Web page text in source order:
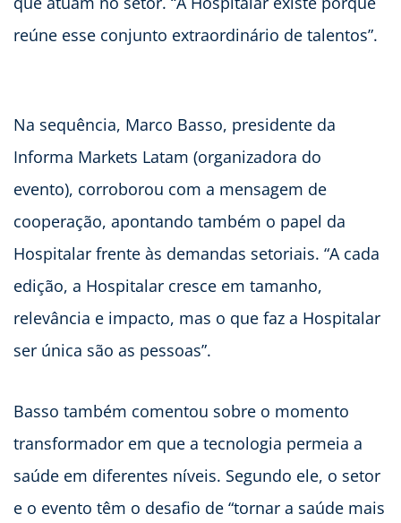
reúne esse conjunto extraordinário de talentos”.
Na sequência, Marco Basso, presidente da
Informa Markets Latam (organizadora do
evento), corroborou com a mensagem de
cooperação, apontando também o papel da
Hospitalar frente às demandas setoriais. “A cada
edição, a Hospitalar cresce em tamanho,
relevância e impacto, mas o que faz a Hospitalar
ser única são as pessoas”.
Basso também comentou sobre o momento
transformador em que a tecnologia permeia a
saúde em diferentes níveis. Segundo ele, o setor
e o evento têm o desafio de “tornar a saúde mais